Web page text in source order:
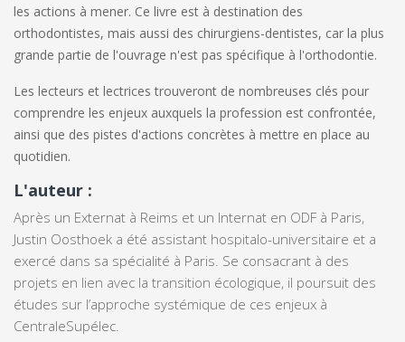
les actions à mener. Ce livre est à destination des
orthodontistes, mais aussi des chirurgiens-dentistes, car la plus
grande partie de l'ouvrage n'est pas spécifique à l'orthodontie.
Les lecteurs et lectrices trouveront de nombreuses clés pour
comprendre les enjeux auxquels la profession est confrontée,
ainsi que des pistes d'actions concrètes à mettre en place au
quotidien.
L'auteur :
Après un Externat à Reims et un Internat en ODF à Paris,
Justin Oosthoek a été assistant hospitalo-universitaire et a
exercé dans sa spécialité à Paris. Se consacrant à des
projets en lien avec la transition écologique, il poursuit des
études sur l’approche systémique de ces enjeux à
CentraleSupélec.